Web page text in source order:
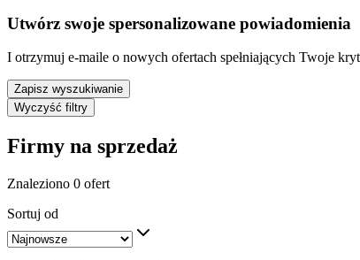
Utwórz swoje spersonalizowane powiadomienia
I otrzymuj e-maile o nowych ofertach spełniających Twoje
Zapisz wyszukiwanie
Wyczyść filtry
Firmy na sprzedaż
Znaleziono 0 ofert
Sortuj od